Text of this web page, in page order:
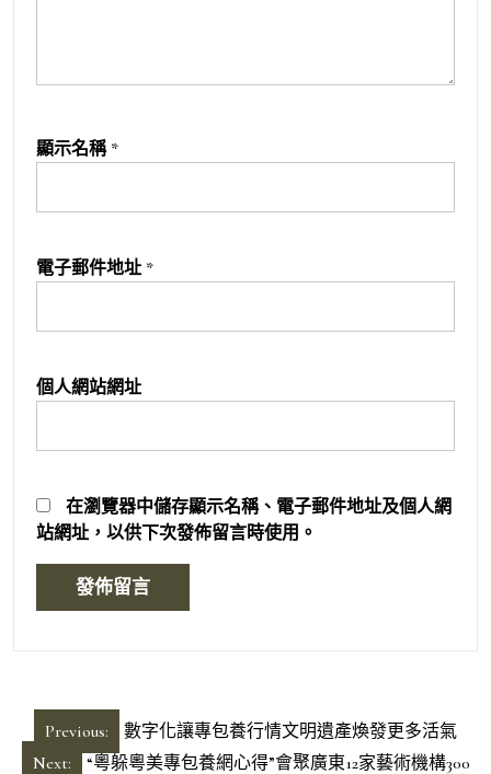
顯示名稱 *
電子郵件地址 *
個人網站網址
在瀏覽器中儲存顯示名稱、電子郵件地址及個人網
站網址，以供下次發佈留言時使用。
章
Previous:
數字化讓專包養行情文明遺產煥發更多活氣
Next:
“粵躲粵美專包養網心得”會聚廣東12家藝術機構300